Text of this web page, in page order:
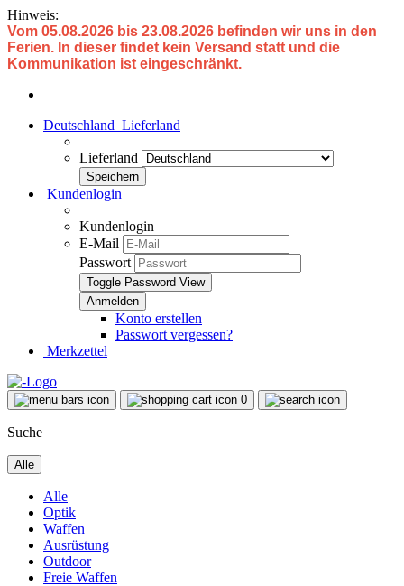
Hinweis:
Vom 05.08.2026 bis 23.08.2026 befinden wir uns in den
Ferien. In dieser findet kein Versand statt und die
Kommunikation ist eingeschränkt.
Deutschland Lieferland
Lieferland
Kundenlogin
Kundenlogin
E-Mail
Passwort
Toggle Password View
Konto erstellen
Passwort vergessen?
Merkzettel
0
Suche
Alle
Alle
Optik
Waffen
Ausrüstung
Outdoor
Freie Waffen